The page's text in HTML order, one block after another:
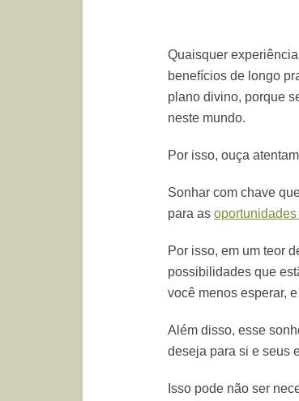
Quaisquer
benefícios de longo
plano divino, porque
neste mundo.
Por isso, ouça
Sonhar com chave
para as oportunidades
Por isso, em um teor
possibilidades que
você menos esperar,
Além disso, esse
deseja para si e seus
Isso pode não ser